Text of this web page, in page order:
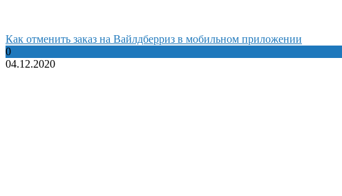
Как отменить заказ на Вайлдберриз в мобильном приложении
0
04.12.2020